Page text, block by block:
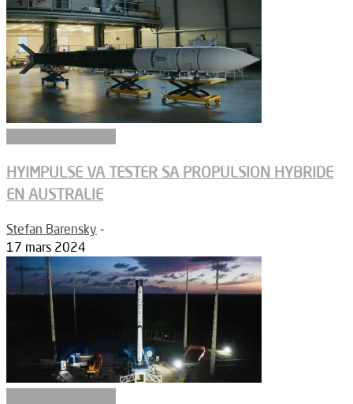
HYIMPULSE VA TESTER SA PROPULSION HYBRIDE
EN AUSTRALIE
Stefan Barensky -
17 mars 2024